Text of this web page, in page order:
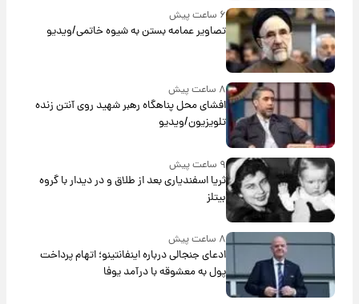
۶ ساعت پیش
تصاویر عمامه بستن به شیوه خاتمی/ویدیو
۸ ساعت پیش
افشای محل پناهگاه‌ رهبر شهید روی آنتن زنده
تلویزیون/ویدیو
۹ ساعت پیش
ثریا اسفندیاری بعد از طلاق و در دیدار با گروه
بیتلز
۸ ساعت پیش
ادعای جنجالی درباره اینفانتینو؛ اتهام پرداخت
پول به معشوقه با درآمد یوفا